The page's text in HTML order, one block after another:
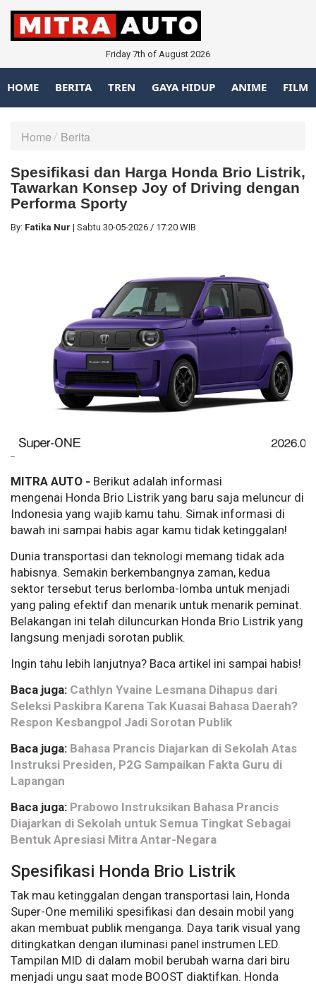
Friday 7th of August 2026
HOME BERITA TREN GAYA HIDUP ANIME FILM
Home Berita
Spesifikasi dan Harga Honda Brio Listrik,
Tawarkan Konsep Joy of Driving dengan
Performa Sporty
By: Fatika Nur | Sabtu 30-05-2026 / 17:20 WIB
--
MITRA AUTO - Berikut adalah informasi
mengenai Honda Brio Listrik yang baru saja meluncur di
Indonesia yang wajib kamu tahu. Simak informasi di
bawah ini sampai habis agar kamu tidak ketinggalan!
Dunia transportasi dan teknologi memang tidak ada
habisnya. Semakin berkembangnya zaman, kedua
sektor tersebut terus berlomba-lomba untuk menjadi
yang paling efektif dan menarik untuk menarik peminat.
Belakangan ini telah diluncurkan Honda Brio Listrik yang
langsung menjadi sorotan publik.
Ingin tahu lebih lanjutnya? Baca artikel ini sampai habis!
Baca juga: Cathlyn Yvaine Lesmana Dihapus dari
Seleksi Paskibra Karena Tak Kuasai Bahasa Daerah?
Respon Kesbangpol Jadi Sorotan Publik
Baca juga: Bahasa Prancis Diajarkan di Sekolah Atas
Instruksi Presiden, P2G Sampaikan Fakta Guru di
Lapangan
Baca juga: Prabowo Instruksikan Bahasa Prancis
Diajarkan di Sekolah untuk Semua Tingkat Sebagai
Bentuk Apresiasi Mitra Antar-Negara
Spesifikasi Honda Brio Listrik
Tak mau ketinggalan dengan transportasi lain, Honda
Super-One memiliki spesifikasi dan desain mobil yang
akan membuat publik menganga. Daya tarik visual yang
ditingkatkan dengan iluminasi panel instrumen LED.
Tampilan MID di dalam mobil berubah warna dari biru
menjadi ungu saat mode BOOST diaktifkan. Honda